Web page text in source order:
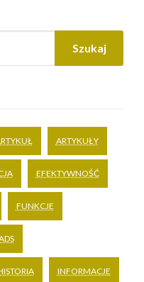
Szukaj
ARTYKUŁY
EFEKTYWNOŚĆ
FUNKCJE
INFORMACJE